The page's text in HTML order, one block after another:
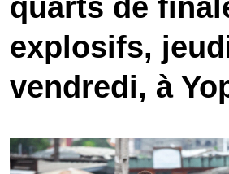
quarts de
explosifs,
vendredi, à